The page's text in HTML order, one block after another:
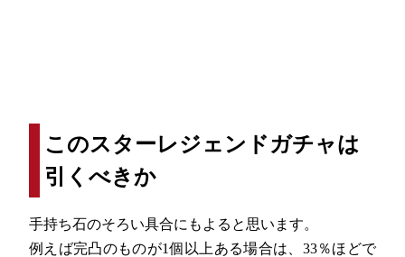
このスターレジェンドガチャは
引くべきか
手持ち石のそろい具合にもよると思います。
例えば完凸のものが1個以上ある場合は、33％ほどで